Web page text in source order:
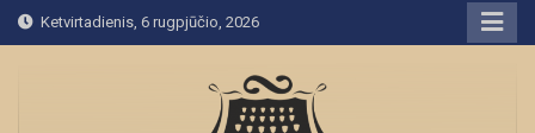
Skip
to
Ketvirtadienis, 6 rugpjūčio, 2026